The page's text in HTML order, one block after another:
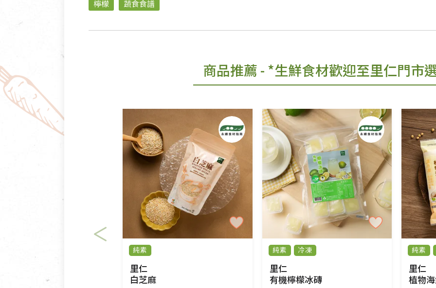
檸檬 蔬食食譜
商品推薦 - *生鮮食材歡迎至里仁門市
純素
里仁
白芝麻
純素 冷凍
里仁
有機檸檬冰磚
純素
里仁
植物